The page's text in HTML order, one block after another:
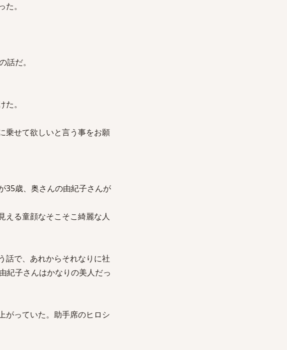
。
だ。
。
乗せて欲しいと言う事をお願
35歳、奥さんの由紀子さんが
える童顔なそこそこ綺麗な人
話で、あれからそれなりに社
紀子さんはかなりの美人だっ
がっていた。助手席のヒロシ